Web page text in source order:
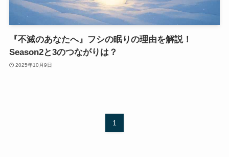
『不滅のあなたへ』フシの眠りの理由を解説！
Season2と3のつながりは？
2025年10月9日
1